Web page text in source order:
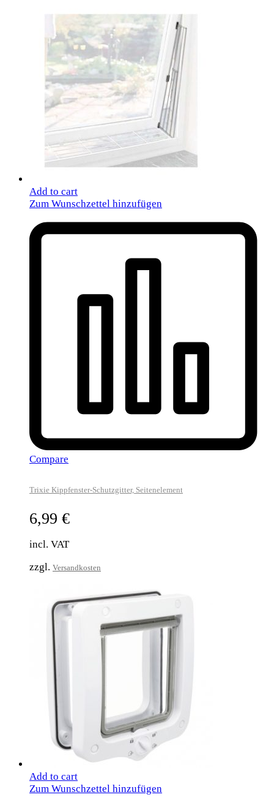
Add to cart
Zum Wunschzettel hinzufügen
Compare
Trixie Kippfenster-Schutzgitter, Seitenelement
6,99 €
incl. VAT
zzgl. Versandkosten
Add to cart
Zum Wunschzettel hinzufügen